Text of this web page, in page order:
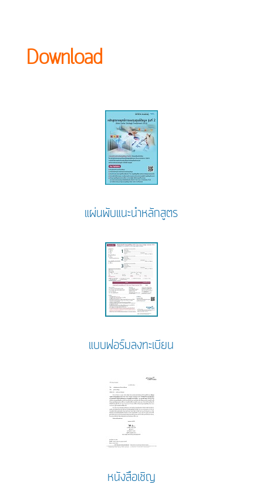
Download
แผ่นพับแนะนำหลักสูตร
แบบฟอร์มลงทะเบียน
หนังสือเชิญ